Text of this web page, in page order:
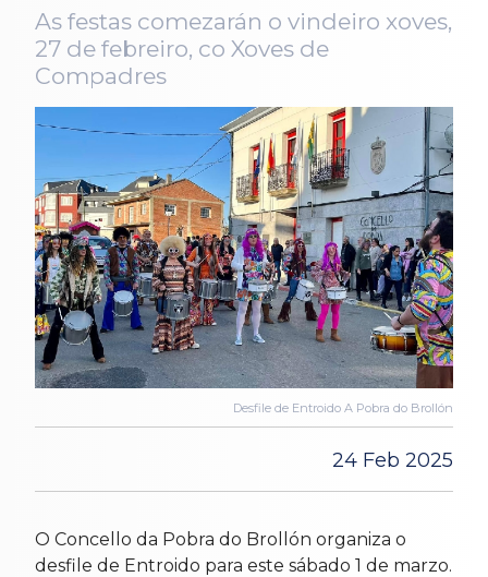
As festas comezarán o vindeiro xoves,
27 de febreiro, co Xoves de
Compadres
Desfile de Entroido A Pobra do Brollón
24 Feb 2025
O Concello da Pobra do Brollón organiza o
desfile de Entroido para este sábado 1 de marzo.